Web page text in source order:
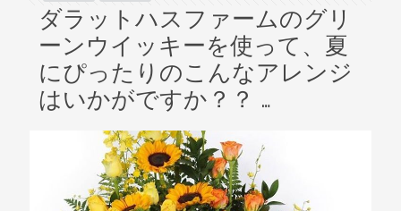
ダラットハスファームのグリ
ーンウイッキーを使って、夏
にぴったりのこんなアレンジ
はいかがですか？？ …